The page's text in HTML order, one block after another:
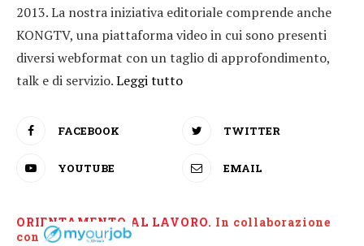
2013. La nostra iniziativa editoriale comprende anche
KONGTV, una piattaforma video in cui sono presenti
diversi webformat con un taglio di approfondimento,
talk e di servizio.Leggi tutto
FACEBOOK TWITTER
YOUTUBE EMAIL
ORIENTAMENTO AL LAVORO. In collaborazione
con